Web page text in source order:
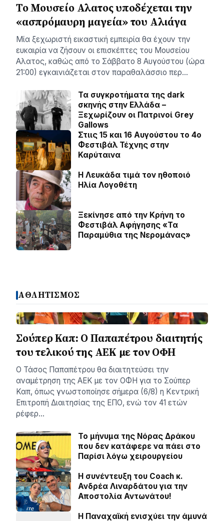
Το Μουσείο Αλατος υποδέχεται την
«ασπρόμαυρη μαγεία» του Αλιάγα
Μία ξεχωριστή εικαστική εμπειρία θα έχουν την
ευκαιρία να ζήσουν οι επισκέπτες του Μουσείου
Αλατος, καθώς από το Σάββατο 8 Αυγούστου (ώρα
21:00) εγκαινιάζεται στον παραθαλάσσιο περ…
Τα συγκροτήματα της dark
σκηνής στην Ελλάδα –
Ξεχωρίζουν οι Πατρινοί Grey
Gallows
Στιις 15 και 16 Αυγούστου το 4ο
Φεστιβάλ Τέχνης στην
Καρύταινα
Η Λευκάδα τιμά τον ηθοποιό
Ηλία Λογοθέτη
Ξεκίνησε από την Κρήνη το
Φεστιβάλ Αφήγησης «Τα
Παραμύθια της Νερομάνας»
ΑΘΛΗΤΙΣΜΟΣ
Σούπερ Καπ: Ο Παπαπέτρου διαιτητής
του τελικού της ΑΕΚ με τον ΟΦΗ
Ο Τάσος Παπαπέτρου θα διαιτητεύσει την
αναμέτρηση της ΑΕΚ με τον ΟΦΗ για το Σούπερ
Καπ, όπως γνωστοποίησε σήμερα (6/8) η Κεντρική
Επιτροπή Διαιτησίας της ΕΠΟ, ενώ τον 41 ετών
ρέφερ…
Το μήνυμα της Νόρας Δράκου
που δεν κατάφερε να πάει στο
Παρίσι λόγω χειρουργείου
H συνέντευξη του Coach κ.
Ανδρέα Λιναρδάτου για την
Αποστολία Αντωνάτου!
Η Παναχαϊκή ενισχύει την άμυνά